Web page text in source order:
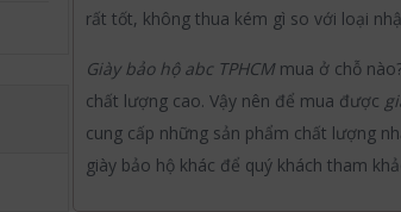
rất tốt, không thua kém gì so với loại
Giày bảo hộ abc TPHCMmua ở chỗ
chất lượng cao. Vậy nên để mua được
cung cấp những sản phẩm chất lượng
giày bảo hộ khác để quý khách tham